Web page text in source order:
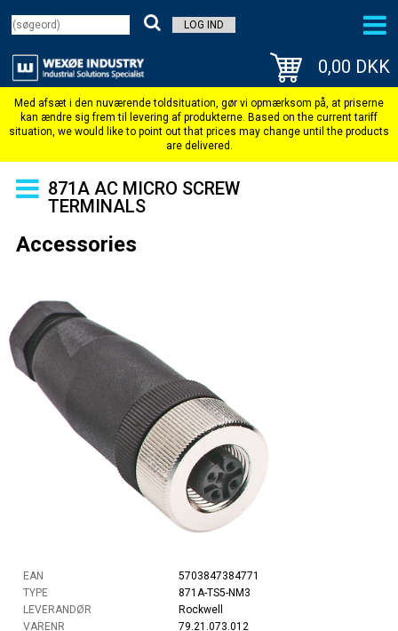
LOG IND
0,00 DKK
871A AC MICRO SCREW
TERMINALS
Accessories
EAN
5703847384771
TYPE
871A-TS5-NM3
LEVERANDØR
Rockwell
VARENR
79.21.073.012